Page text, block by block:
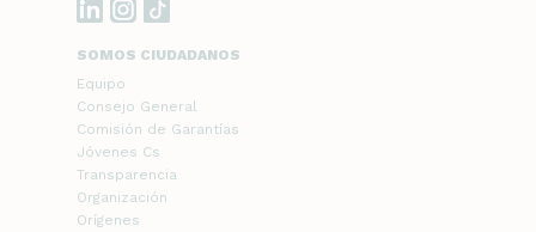
SOMOS CIUDADANOS
Equipo
Consejo General
Comisión de Garantías
Jóvenes Cs
Transparencia
Organización
Orígenes